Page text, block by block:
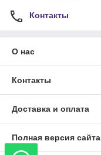
Контакты
О нас
Контакты
Доставка и оплата
Полная версия сайта